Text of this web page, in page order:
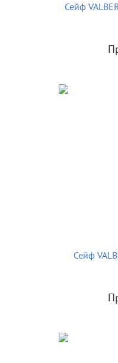
Сейф
Сейф